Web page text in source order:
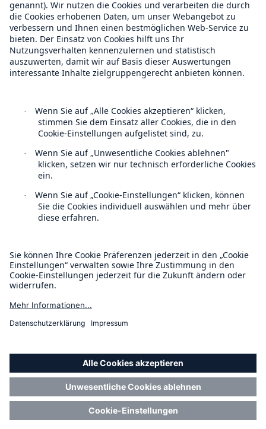
Über Munich Re
Munich Re Weltweit
Datenschutz
Rechtliche Hinweise
Sitemap
Impressum
Munich Re’s Statement on the UK Modern Slavery Act
Rückversicherung Leben/Gesundheit
MIRA Digital Suite
Lösungen
Cyber-Lösungen von Munich Re
Navigation schließen oder Escape-Taste drücken
Suche
Home